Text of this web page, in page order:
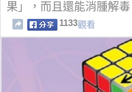
果」，而且還能消腫解
1133觀看